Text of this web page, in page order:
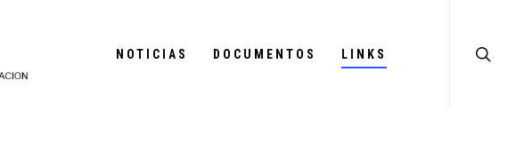
NOTICIAS DOCUMENTOS LINKS